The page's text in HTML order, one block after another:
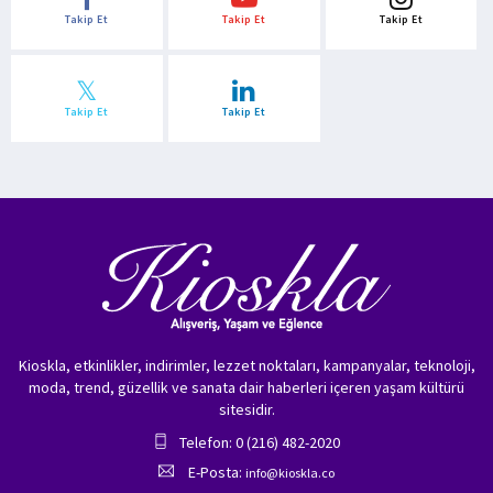
Takip Et Takip Et Takip Et
Takip Et Takip Et
Kioskla, etkinlikler, indirimler, lezzet noktaları, kampanyalar, teknoloji,
moda, trend, güzellik ve sanata dair haberleri içeren yaşam kültürü
sitesidir.
Telefon: 0 (216) 482-2020
E-Posta: info@kioskla.co